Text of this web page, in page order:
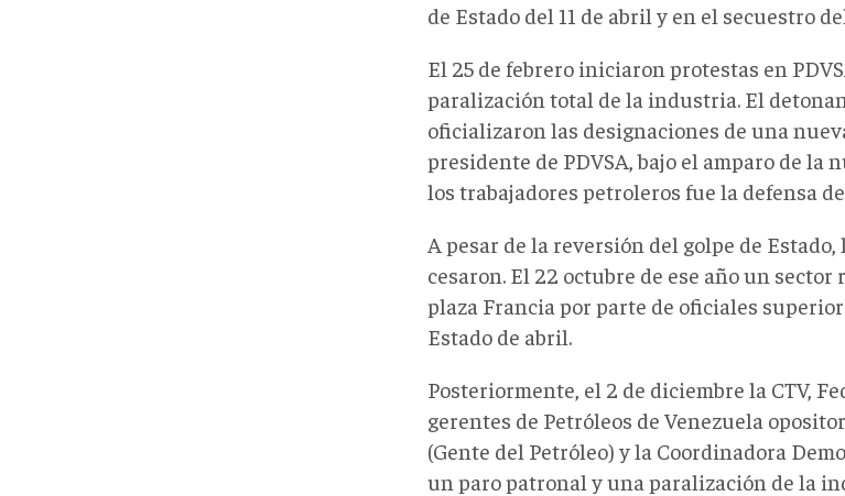
de Estado del 11 de abril y en el secuestro
El 25 de febrero iniciaron protestas en
paralización total de la industria. El
oficializaron las designaciones de una
presidente de PDVSA, bajo el amparo de la
los trabajadores petroleros fue la defensa
A pesar de la reversión del golpe de
cesaron. El 22 octubre de ese año un
plaza Francia por parte de oficiales
Estado de abril.
Posteriormente, el 2 de diciembre la CTV,
gerentes de Petróleos de Venezuela
(Gente del Petróleo) y la Coordinadora
un paro patronal y una paralización de la